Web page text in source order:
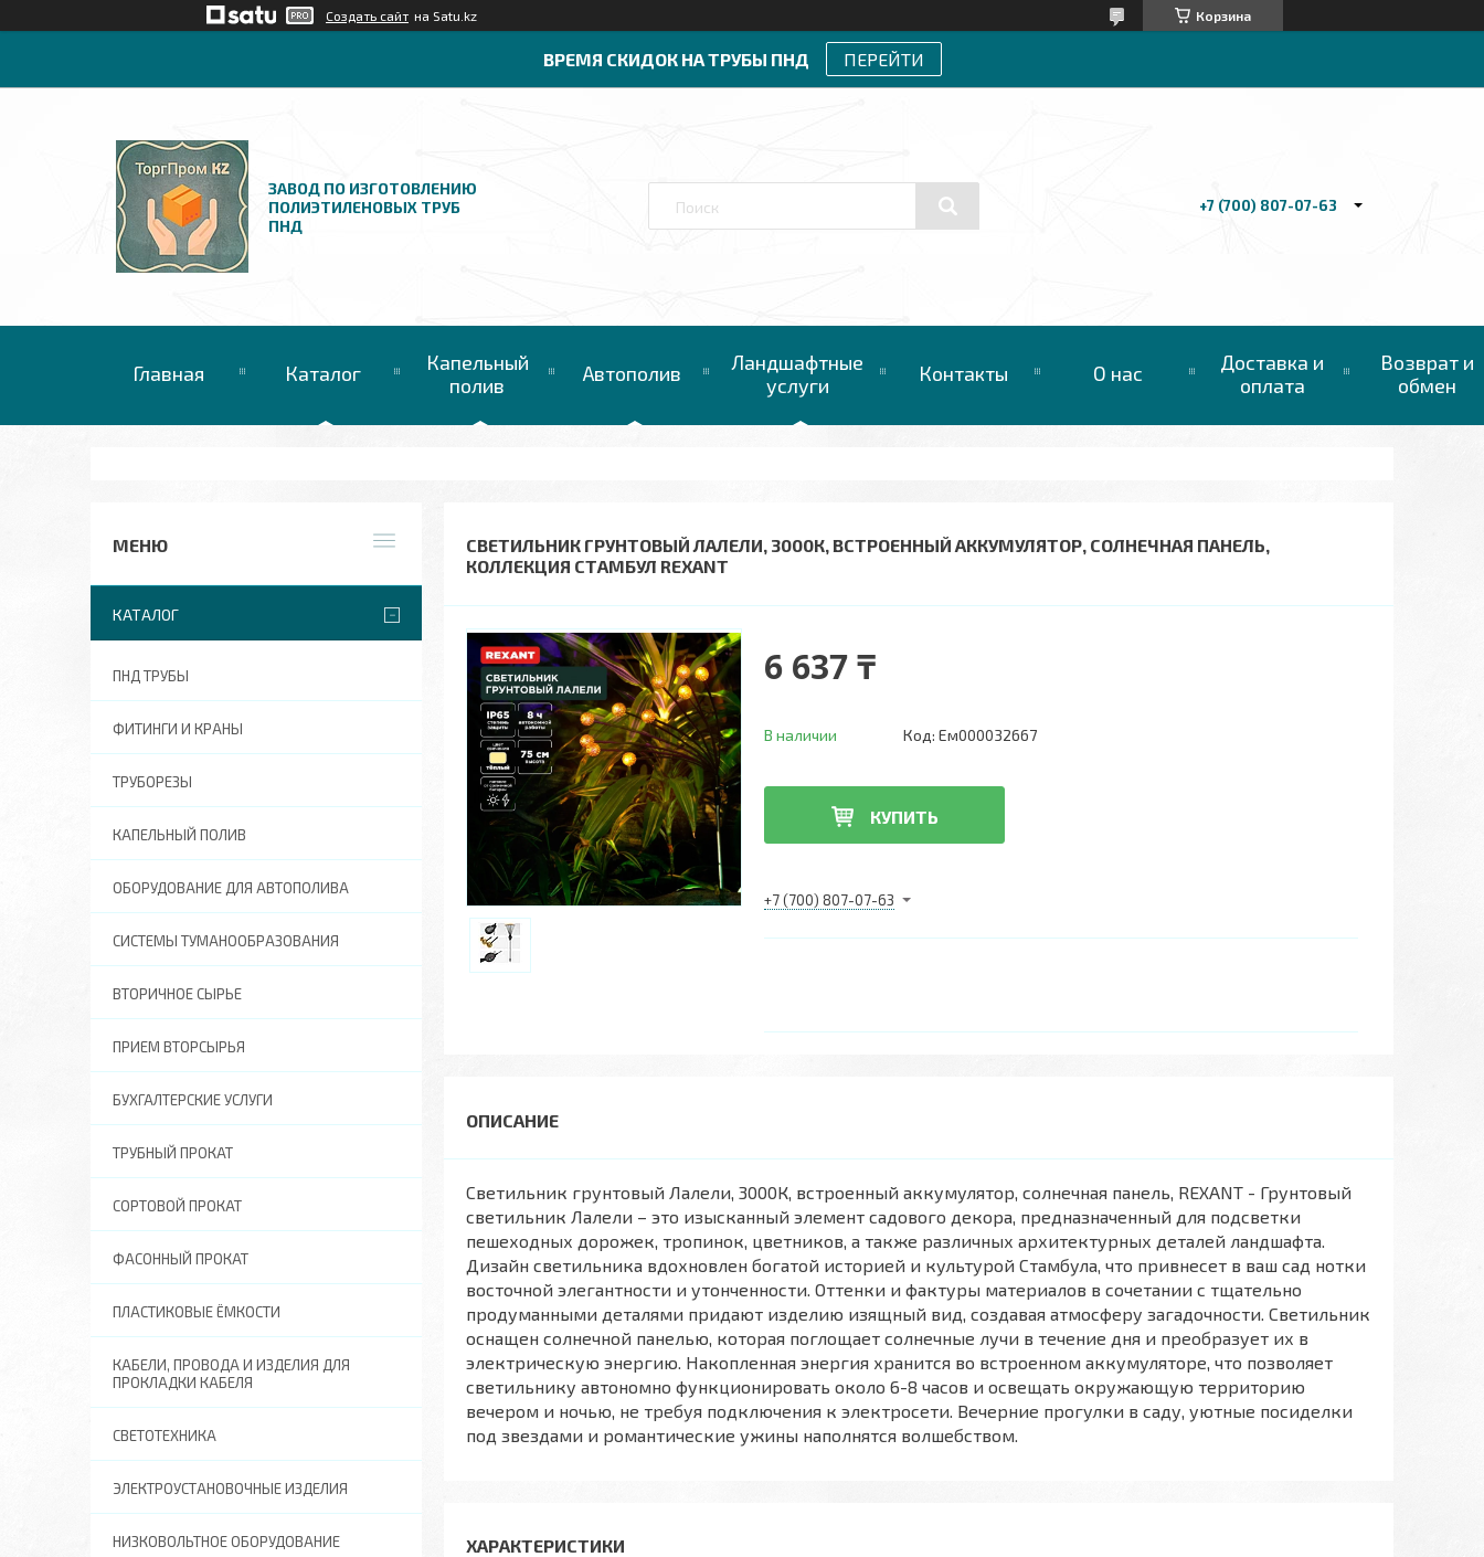
Создать сайт на Satu.kz Корзина
ВРЕМЯ СКИДОК НА ТРУБЫ ПНД ПЕРЕЙТИ
ЗАВОД ПО ИЗГОТОВЛЕНИЮ
ПОЛИЭТИЛЕНОВЫХ ТРУБ
ПНД
+7 (700) 807-07-63
Главная Каталог
Капельный
полив
Автополив
Ландшафтные
услуги
Контакты О нас
Доставка и
оплата
Возврат и
обмен
СВЕТИЛЬНИК ГРУНТОВЫЙ ЛАЛЕЛИ, 3000К, ВСТРОЕННЫЙ АККУМУЛЯТОР, СОЛНЕЧНАЯ ПАНЕЛЬ,
КОЛЛЕКЦИЯ СТАМБУЛ REXANT
6 637 ₸
В наличии Код: Ем000032667
КУПИТЬ
+7 (700) 807-07-63
Светильник грунтовый Лалели, 3000К, встроенный аккумулятор, солнечная панель, REXANT - Грунтовый
светильник Лалели – это изысканный элемент садового декора, предназначенный для подсветки
пешеходных дорожек, тропинок, цветников, а также различных архитектурных деталей ландшафта.
Дизайн светильника вдохновлен богатой историей и культурой Стамбула, что привнесет в ваш сад нотки
восточной элегантности и утонченности. Оттенки и фактуры материалов в сочетании с тщательно
продуманными деталями придают изделию изящный вид, создавая атмосферу загадочности. Светильник
оснащен солнечной панелью, которая поглощает солнечные лучи в течение дня и преобразует их в
электрическую энергию. Накопленная энергия хранится во встроенном аккумуляторе, что позволяет
светильнику автономно функционировать около 6-8 часов и освещать окружающую территорию
вечером и ночью, не требуя подключения к электросети. Вечерние прогулки в саду, уютные посиделки
под звездами и романтические ужины наполнятся волшебством.
ХАРАКТЕРИСТИКИ
КАТАЛОГ
ПНД ТРУБЫ
ФИТИНГИ И КРАНЫ
ТРУБОРЕЗЫ
КАПЕЛЬНЫЙ ПОЛИВ
ОБОРУДОВАНИЕ ДЛЯ АВТОПОЛИВА
СИСТЕМЫ ТУМАНООБРАЗОВАНИЯ
ВТОРИЧНОЕ СЫРЬЕ
ПРИЕМ ВТОРСЫРЬЯ
БУХГАЛТЕРСКИЕ УСЛУГИ
ТРУБНЫЙ ПРОКАТ
СОРТОВОЙ ПРОКАТ
ФАСОННЫЙ ПРОКАТ
ПЛАСТИКОВЫЕ ЁМКОСТИ
КАБЕЛИ, ПРОВОДА И ИЗДЕЛИЯ ДЛЯ
ПРОКЛАДКИ КАБЕЛЯ
СВЕТОТЕХНИКА
ЭЛЕКТРОУСТАНОВОЧНЫЕ ИЗДЕЛИЯ
НИЗКОВОЛЬТНОЕ ОБОРУДОВАНИЕ